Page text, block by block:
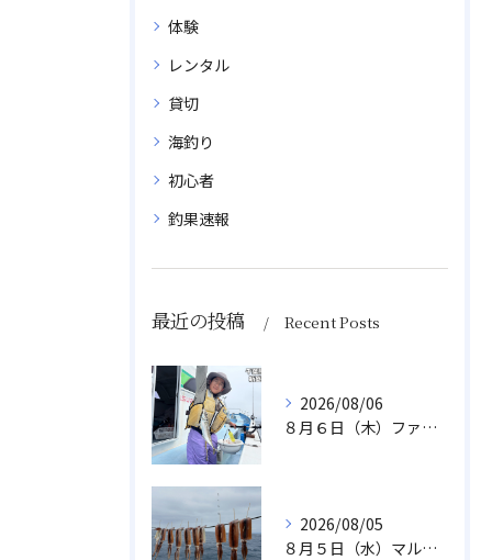
体験
レンタル
貸切
海釣り
初心者
釣果速報
最近の投稿 Recent Posts
2026/08/06
８月６日（木）ファミリフィッシング
2026/08/05
８月５日（水）マルイカ